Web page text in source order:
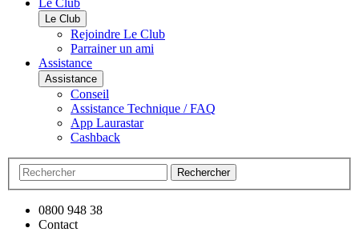
Le Club
Le Club
Rejoindre Le Club
Parrainer un ami
Assistance
Assistance
Conseil
Assistance Technique / FAQ
App Laurastar
Cashback
Rechercher
0800 948 38
Contact